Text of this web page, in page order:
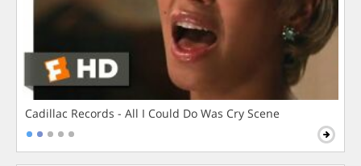
Cadillac Records - All I Could Do Was Cry Scene